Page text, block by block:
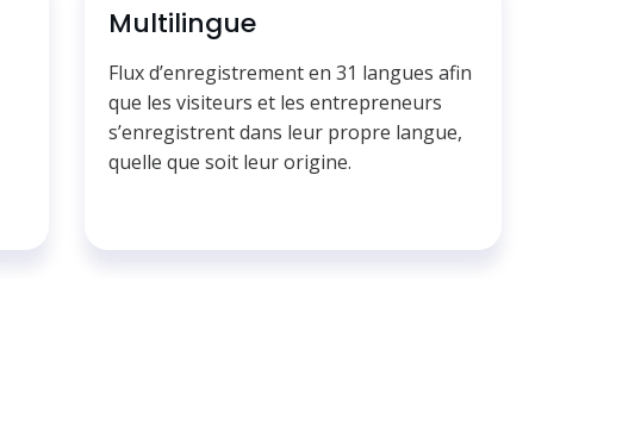
Multilingue
Flux d’enregistrement en 31 langues afin
que les visiteurs et les entrepreneurs
s’enregistrent dans leur propre langue,
quelle que soit leur origine.